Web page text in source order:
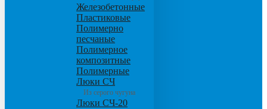
Железобетонные
Пластиковые
Полимерно
песчаные
Полимерное
композитные
Полимерные
Люки СЧ
Из серого чугуна
Люки СЧ-20